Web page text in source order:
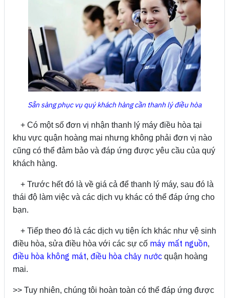
Sẵn sàng phục vụ quý khách hàng cần thanh lý điều hòa
+ Có một số đơn vị nhận thanh lý máy điều hòa tại
khu vực quận hoàng mai nhưng không phải đơn vị nào
cũng có thể đảm bảo và đáp ứng được yêu cầu của quý
khách hàng.
+ Trước hết đó là về giá cả để thanh lý máy, sau đó là
thái độ làm việc và các dịch vụ khác có thể đáp ứng cho
bạn.
+ Tiếp theo đó là các dịch vụ tiện ích khác như vệ sinh
điều hòa, sửa điều hòa với các sự cố máy mất nguồn,
điều hòa không mát, điều hòa chảy nước quận hoàng
mai.
>> Tuy nhiên, chúng tôi hoàn toàn có thể đáp ứng được